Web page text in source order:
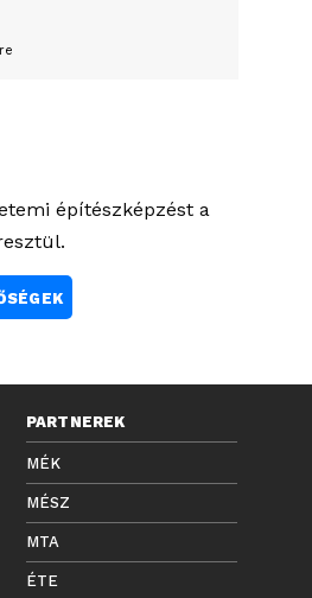
építészképzést a
PARTNEREK
MÉK
MÉSZ
MTA
ÉTE